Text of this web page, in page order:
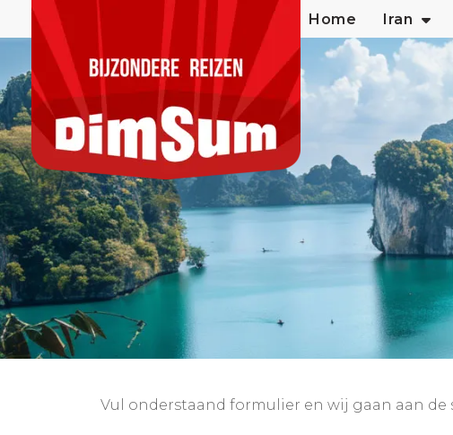
Home Iran
Vul onderstaand formulier en wij gaan aan de